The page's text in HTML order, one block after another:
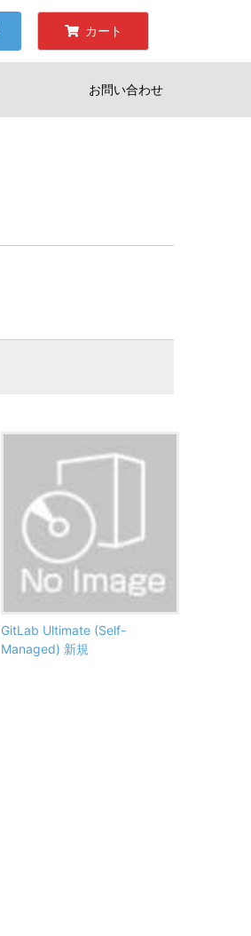
カート
お問い合わせ
GitLab Ultimate (Self-
Managed) 新規